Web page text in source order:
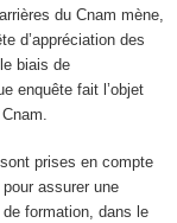
du Cnam mène,
d’appréciation des
biais de
enquête fait l’objet
prises en compte
assurer une
formation, dans le